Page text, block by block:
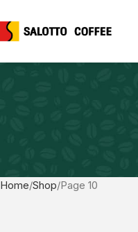
Home Shop Page 10